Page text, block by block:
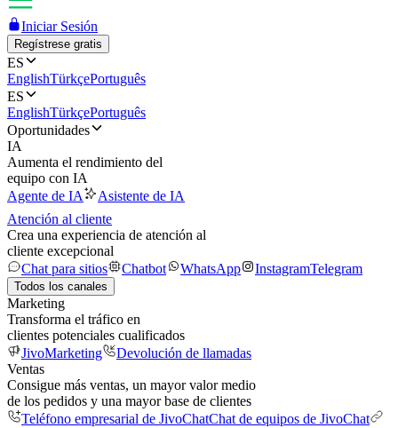
Iniciar Sesión
Regístrese gratis
ES
EnglishTürkçePortuguês
ES
EnglishTürkçePortuguês
Oportunidades
IA
Aumenta el rendimiento del
equipo con IA
Agente de IA
Asistente de IA
Atención al cliente
Crea una experiencia de atención al
cliente excepcional
Chat para sitios
Chatbot WhatsApp InstagramTelegram
Todos los canales
Marketing
Transforma el tráfico en
clientes potenciales cualificados
JivoMarketing
Devolución de llamadas
Ventas
Consigue más ventas, un mayor valor medio
de los pedidos y una mayor base de clientes
Teléfono empresarial de JivoChatChat de equipos de JivoChat